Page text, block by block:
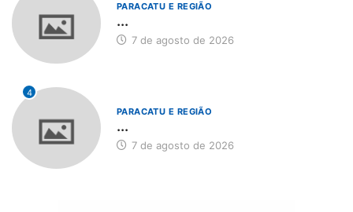
PARACATU E REGIÃO
...
7 de agosto de 2026
4
PARACATU E REGIÃO
...
7 de agosto de 2026